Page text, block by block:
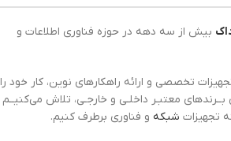
بیش از سه دهه در حوزه فناوری اطلاعات و
تخصصی و ارائه راهکارهای نوین، کار خود را
معتبـر داخلـی و خارجـی، تلاش می‌کنیــم
تجهیزات شبکه و فناوری برطرف کنیم.